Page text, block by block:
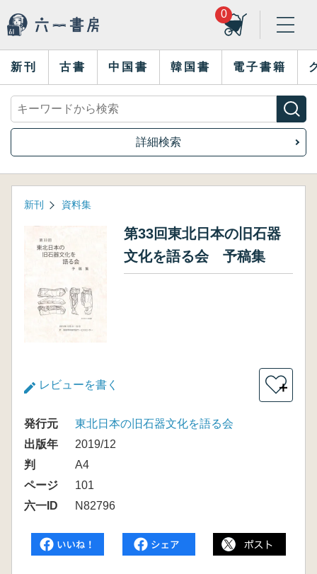
0
新刊 古書 中国書 韓国書 電子書籍
詳細検索
新刊 資料集
第33回東北日本の旧石器
文化を語る会 予稿集
レビューを書く ＋
発行元
東北日本の旧石器文化を語る会
出版年
2019/12
判
A4
ページ
101
六一ID
N82796